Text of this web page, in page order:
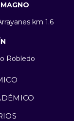
km 1.6
Robledo